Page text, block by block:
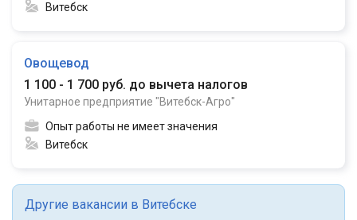
Витебск
Овощевод
1 100 - 1 700 руб. до вычета налогов
Унитарное предприятие "Витебск-Агро"
Опыт работы не имеет значения
Витебск
Другие вакансии в Витебске